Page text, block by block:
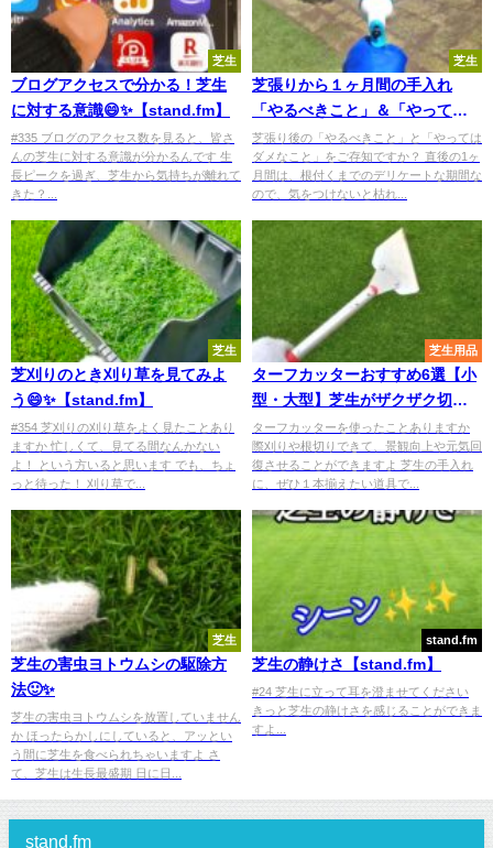
芝生
ブログアクセスで分かる！芝生
に対する意識😄✨【stand.fm】
#335 ブログのアクセス数を見ると、皆さ
んの芝生に対する意識が分かるんです 生
長ピークを過ぎ、芝生から気持ちが離れて
きた？...
芝生
芝張りから１ヶ月間の手入れ
「やるべきこと」＆「やっては
いけないこと」😃✨
芝張り後の「やるべきこと」と「やっては
ダメなこと」をご存知ですか？ 直後の1ヶ
月間は、根付くまでのデリケートな期間な
ので、気をつけないと枯れ...
芝生
芝刈りのとき刈り草を見てみよ
う😄✨【stand.fm】
#354 芝刈りの刈り草をよく見たことあり
ますか 忙しくて、見てる間なんかない
よ！ という方いると思います でも、ちょ
っと待った！ 刈り草で...
芝生用品
ターフカッターおすすめ6選【小
型・大型】芝生がザクザク切れ
るよ😃✨
ターフカッターを使ったことありますか
際刈りや根切りできて、景観向上や元気回
復させることができますよ 芝生の手入れ
に、ぜひ１本揃えたい道具で...
芝生
芝生の害虫ヨトウムシの駆除方
法🙂✨
芝生の害虫ヨトウムシを放置していません
か ほったらかしにしていると、アッとい
う間に芝生を食べられちゃいますよ さ
て、芝生は生長最盛期 日に日...
stand.fm
芝生の静けさ【stand.fm】
#24 芝生に立って耳を澄ませてください
きっと芝生の静けさを感じることができま
すよ...
stand.fm